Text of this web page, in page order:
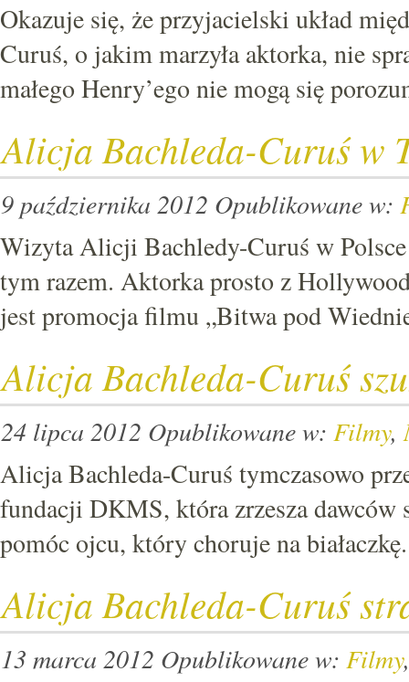
Okazuje się, że przyjacielski układ
Curuś, o jakim marzyła aktorka, nie
małego Henry’ego nie mogą się
Alicja Bachleda-Curuś w
9 października 2012 Opublikowane w:
Wizyta Alicji Bachledy-Curuś w
tym razem. Aktorka prosto z
jest promocja filmu „Bitwa pod
Alicja Bachleda-Curuś
24 lipca 2012 Opublikowane w: Filmy,
Alicja Bachleda-Curuś tymczasowo
fundacji DKMS, która zrzesza
pomóc ojcu, który choruje na białaczkę.
Alicja Bachleda-Curuś
13 marca 2012 Opublikowane w: Filmy